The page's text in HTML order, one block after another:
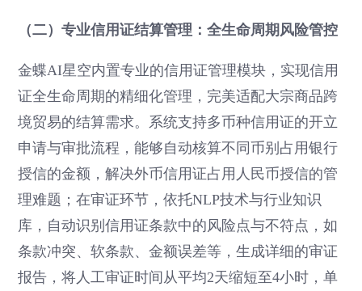
（二）专业信用证结算管理：全生命周期风险管控
金蝶AI星空内置专业的信用证管理模块，实现信用
证全生命周期的精细化管理，完美适配大宗商品跨
境贸易的结算需求。系统支持多币种信用证的开立
申请与审批流程，能够自动核算不同币别占用银行
授信的金额，解决外币信用证占用人民币授信的管
理难题；在审证环节，依托NLP技术与行业知识
库，自动识别信用证条款中的风险点与不符点，如
条款冲突、软条款、金额误差等，生成详细的审证
报告，将人工审证时间从平均2天缩短至4小时，单